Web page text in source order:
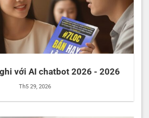
với AI chatbot 2026 - 2026
Th5 29, 2026